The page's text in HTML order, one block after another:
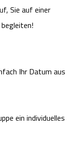
Sie auf einer
Ihr Datum aus
ein individuelles